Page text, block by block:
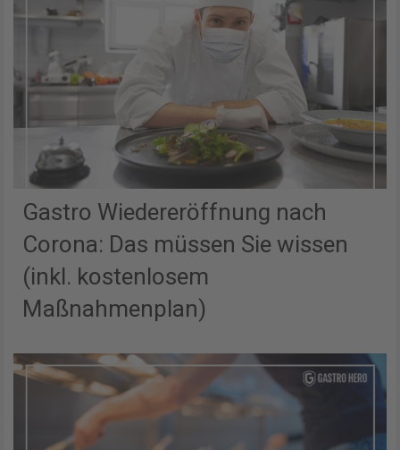
Gastro Wiedereröffnung nach
Corona: Das müssen Sie wissen
(inkl. kostenlosem
Maßnahmenplan)